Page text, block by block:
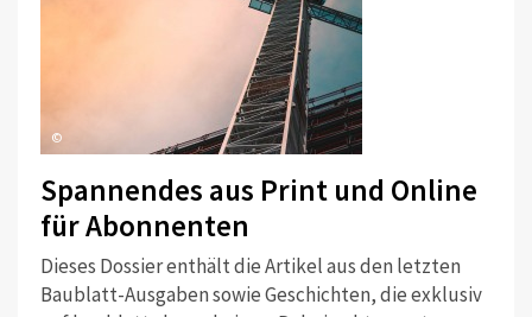
©
Spannendes aus Print und Online
für Abonnenten
Dieses Dossier enthält die Artikel aus den letzten
Baublatt-Ausgaben sowie Geschichten, die exklusiv